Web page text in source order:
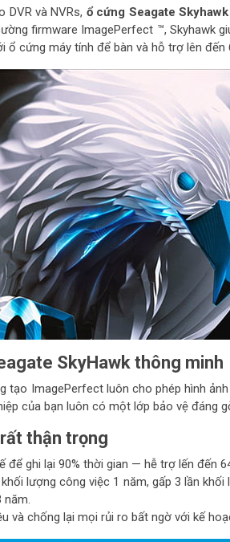
DVR và NVRs, ổ cứng Seagate Skyhawk
firmware ImagePerfect ™, Skyhawk
ổ cứng máy tính để bàn và hỗ trợ lên đến
SkyHawk thông minh
tạo ImagePerfect luôn cho phép hình
của bạn luôn có một lớp bảo vệ đáng
thận trọng
để ghi lại 90% thời gian — hễ trợ lến đến
lượng công việc 1 năm, gấp 3 lần
năm.
và chống lại mọi rủi ro bất ngờ với kế